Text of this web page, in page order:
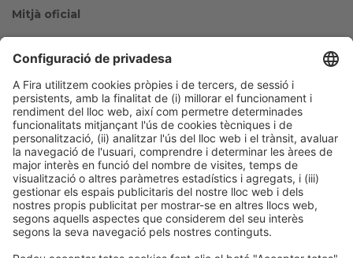
Mitjà oficial
Col·laboradors